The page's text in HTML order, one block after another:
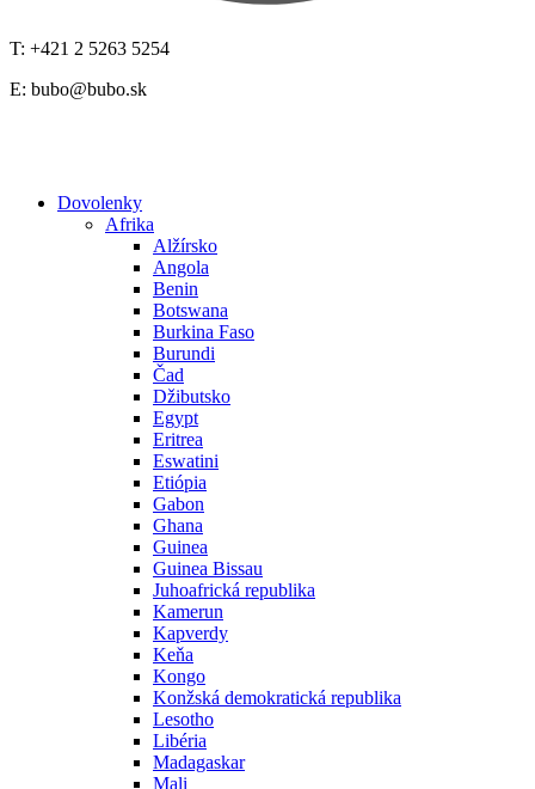
T: +421 2 5263 5254
E: bubo@bubo.sk
Dovolenky
Afrika
Alžírsko
Angola
Benin
Botswana
Burkina Faso
Burundi
Čad
Džibutsko
Egypt
Eritrea
Eswatini
Etiópia
Gabon
Ghana
Guinea
Guinea Bissau
Juhoafrická republika
Kamerun
Kapverdy
Keňa
Kongo
Konžská demokratická republika
Lesotho
Libéria
Madagaskar
Mali